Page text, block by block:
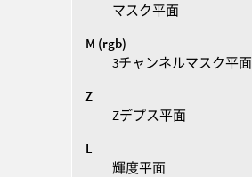
マスク平面
M (rgb)
3チャンネルマスク平面
Z
Zデプス平面
L
輝度平面